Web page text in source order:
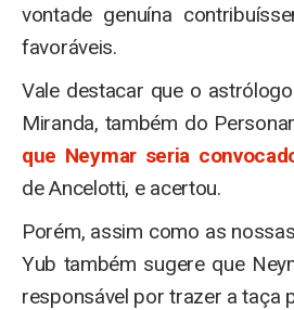
vontade genuína
favoráveis.
Vale destacar que o
Miranda, também do
que Neymar seria
de Ancelotti, e acertou.
Porém, assim como as
Yub também sugere que
responsável por trazer a taça